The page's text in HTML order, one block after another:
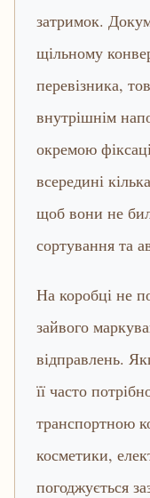
затримок.
щільному
перевізника,
внутрішнім
окремою
всередині
щоб вони не
сортування та
На коробці не
зайвого
відправлень.
її часто
транспортною
косметики,
погоджується